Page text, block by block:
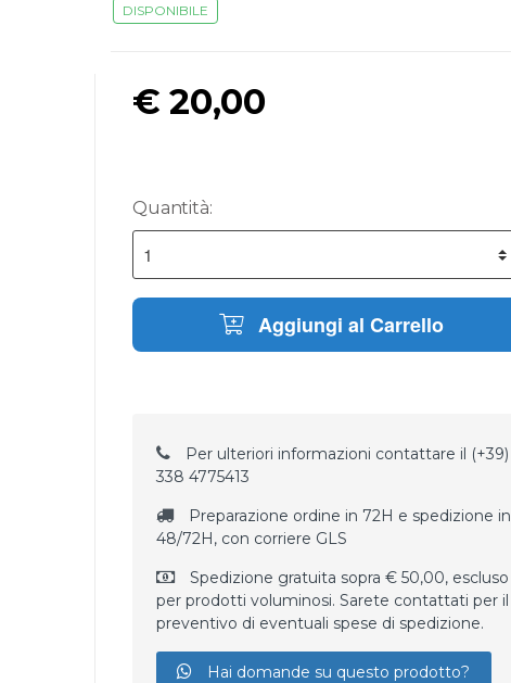
DISPONIBILE
€20,00
Quantità:
Aggiungi al Carrello
Per ulteriori informazioni contattare il (+39)
338 4775413
Preparazione ordine in 72H e spedizione in
48/72H, con corriere GLS
Spedizione gratuita sopra € 50,00, escluso
per prodotti voluminosi. Sarete contattati per il
preventivo di eventuali spese di spedizione.
Hai domande su questo prodotto?